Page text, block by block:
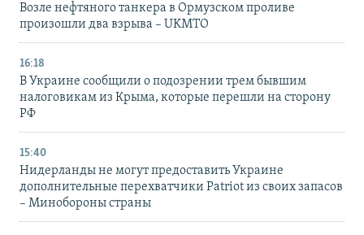
Возле нефтяного танкера в Ормузском проливе
произошли два взрыва – UKMTO
16:18
В Украине сообщили о подозрении трем бывшим
налоговикам из Крыма, которые перешли на сторону
РФ
15:40
Нидерланды не могут предоставить Украине
дополнительные перехватчики Patriot из своих запасов
– Минобороны страны